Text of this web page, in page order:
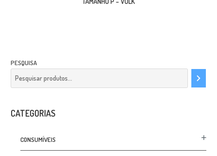
PESQUISA
CATEGORIAS
CONSUMÍVEIS